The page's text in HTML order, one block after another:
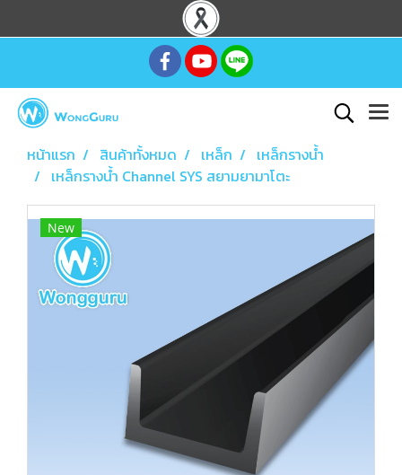
หน้าแรก สินค้าทั้งหมด เหล็ก
เหล็กรางน้ำ
เหล็กรางน้ำ Channel SYS สยามยามาโตะ
New